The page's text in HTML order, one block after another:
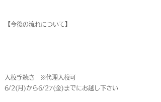
【今後の流れについて】
入校手続き ※代理入校可
6/2(月)から6/27(金)までにお越し下さい